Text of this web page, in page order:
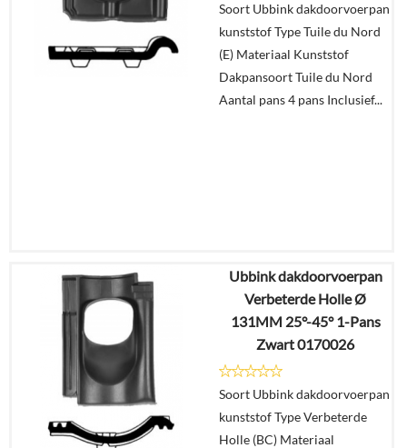
In
winkelmand
Soort Ubbink dakdoorvoerpan
kunststof Type Tuile du Nord
(E) Materiaal Kunststof
Dakpansoort Tuile du Nord
Aantal pans 4 pans Inclusief...
€83,61
€59,25
In
winkelmand
Ubbink dakdoorvoerpan
Verbeterde Holle Ø
131MM 25°-45° 1-Pans
Zwart 0170026
Soort Ubbink dakdoorvoerpan
kunststof Type Verbeterde
Holle (BC) Materiaal